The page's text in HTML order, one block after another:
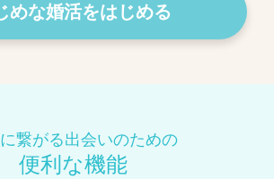
めな婚活をはじめる
繋がる出会いのための
便利な機能